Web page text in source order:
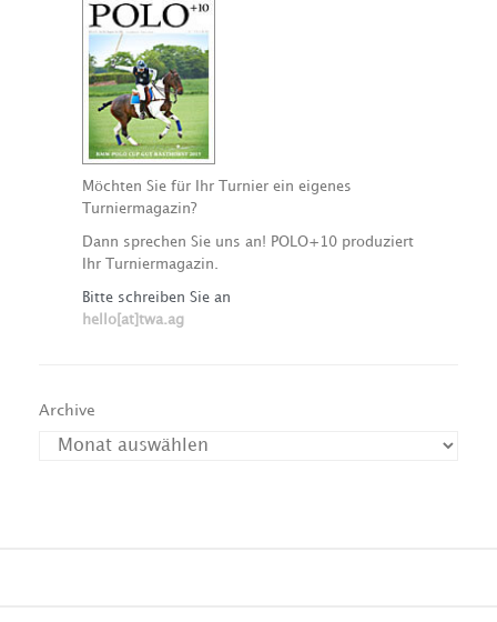
Möchten Sie für Ihr Turnier ein eigenes
Turniermagazin?
Dann sprechen Sie uns an! POLO+10 produziert
Ihr Turniermagazin.
Bitte schreiben Sie an
hello[at]twa.ag
Archive